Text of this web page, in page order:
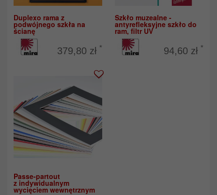
Duplexo rama z
podwójnego szkła na
ścianę
379,80 zł *
Szkło muzealne -
antyrefleksyjne szkło do
ram, filtr UV
94,60 zł *
Passe-partout
z indywidualnym
wycięciem wewnętrznym